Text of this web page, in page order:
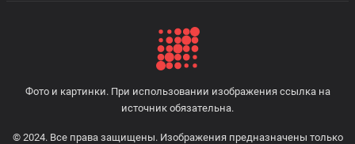
Фото и картинки. При использовании изображения ссылка на
источник обязательна.
© 2024. Все права защищены. Изображения предназначены только